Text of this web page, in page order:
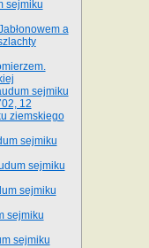
sejmiku
a
sejmiku
12
ziemskiego
sejmiku
sejmiku
sejmiku
sejmiku
sejmiku